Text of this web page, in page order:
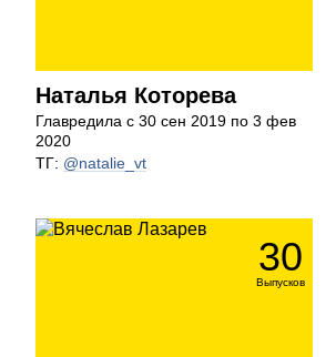
Наталья Которева
Главредила с 30 сен 2019 по 3 фев
2020
ТГ: @natalie_vt
30
Выпусков